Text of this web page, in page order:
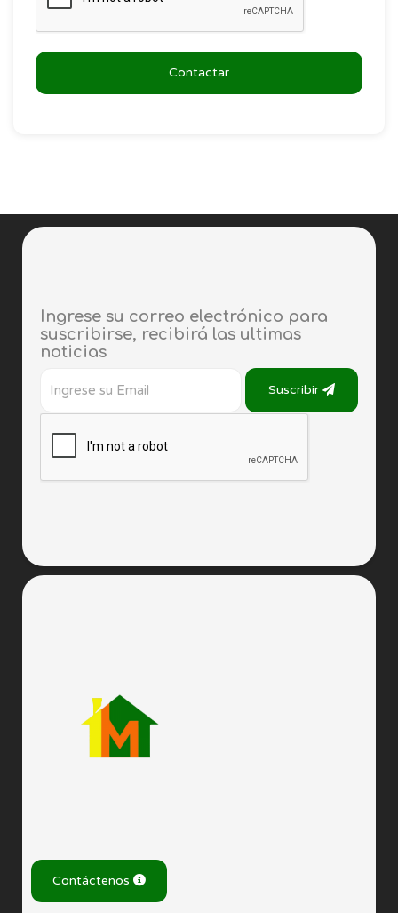
Contactar
Ingrese su correo electrónico para
suscribirse, recibirá las ultimas
noticias
Suscribir
Contáctenos